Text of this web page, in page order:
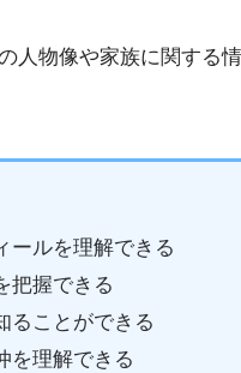
人物像や家族に関する
ールを理解できる
把握できる
ることができる
を理解できる